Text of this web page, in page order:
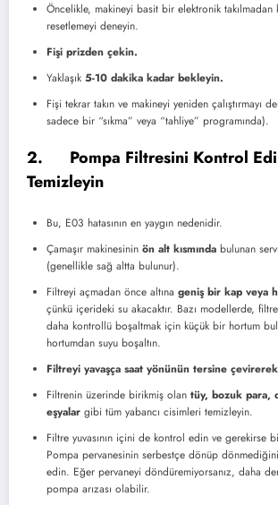
Öncelikle, makineyi basit bir elektronik takılmadan
resetlemeyi deneyin.
Fişi prizden çekin.
Yaklaşık 5-10 dakika kadar bekleyin.
Fişi tekrar takın ve makineyi yeniden çalıştırmayı
sadece bir “sıkma” veya “tahliye” programında).
2. Pompa Filtresini Kontrol
Temizleyin
Bu, E03 hatasının en yaygın nedenidir.
Çamaşır makinesinin ön alt kısmında bulunan
(genellikle sağ altta bulunur).
Filtreyi açmadan önce altına geniş bir kap veya
çünkü içerideki su akacaktır. Bazı modellerde,
daha kontrollü boşaltmak için küçük bir hortum
hortumdan suyu boşaltın.
Filtreyi yavaşça saat yönünün tersine çevirerek
Filtrenin üzerinde birikmiş olan tüy, bozuk para,
eşyalar gibi tüm yabancı cisimleri temizleyin.
Filtre yuvasının içini de kontrol edin ve gerekirse
Pompa pervanesinin serbestçe dönüp
edin. Eğer pervaneyi döndüremiyorsanız, daha
pompa arızası olabilir.